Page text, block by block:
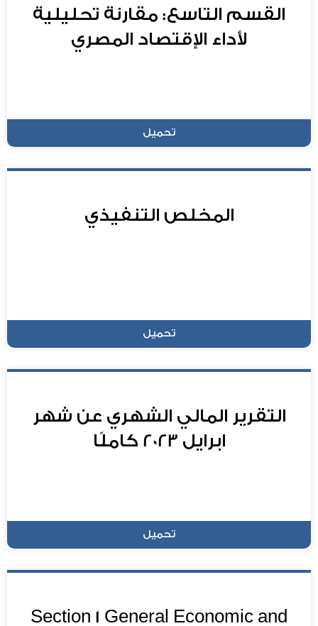
القسم التاسع: مقارنة تحليلية
لأداء الإقتصاد المصري
تحميل
المخلص التنفيذي
تحميل
التقرير المالي الشهري عن شهر
ابرايل 2023 كاملًا
تحميل
Section 1 General Economic and